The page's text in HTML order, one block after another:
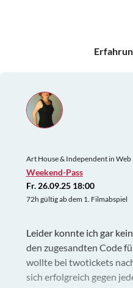
Art House & Independent in Web
Weekend-Pass
Fr. 26.09.25 18:00
72h gültig ab dem 1. Filmabspiel
Leider konnte ich gar
den zugesandten Code
wollte bei twotickets
sich erfolgreich gegen